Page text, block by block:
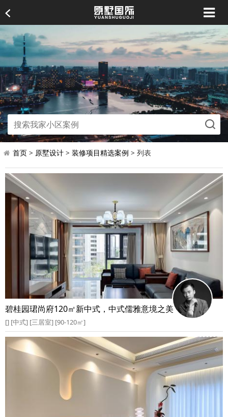
首页> 原墅设计> 装修项目精选案例 > 列表
碧桂园珺尚府120㎡新中式，中式儒雅意境之美
[] [中式] [三居室] [90-120㎡]